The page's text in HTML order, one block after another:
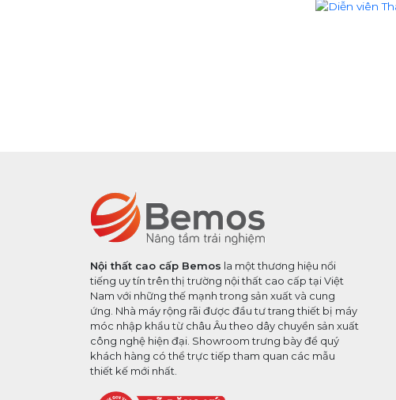
Nội thất cao cấp Bemos la một thương hiệu nổi
tiếng uy tín trên thị trường nội thất cao cấp tại Việt
Nam với những thế mạnh trong sản xuất và cung
ứng. Nhà máy rộng rãi được đầu tư trang thiết bị máy
móc nhập khẩu từ châu Âu theo dây chuyền sản xuất
công nghệ hiện đại. Showroom trưng bày để quý
khách hàng có thể trực tiếp tham quan các mẫu
thiết kế mới nhất.